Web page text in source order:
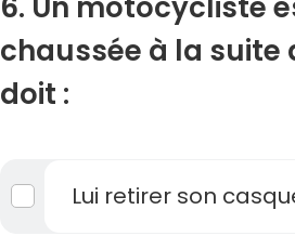
chaussée à la suite
doit :
Lui retirer son